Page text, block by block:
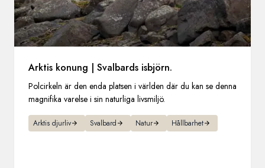
Arktis konung | Svalbards isbjörn.
Polcirkeln är den enda platsen i världen där du kan se denna
magnifika varelse i sin naturliga livsmiljö.
Arktis djurliv Svalbard Natur Hållbarhet